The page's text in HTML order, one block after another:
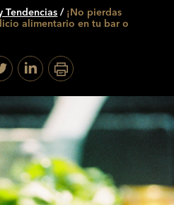
Tendencias / ¡No pierdas
alimentario en tu bar o